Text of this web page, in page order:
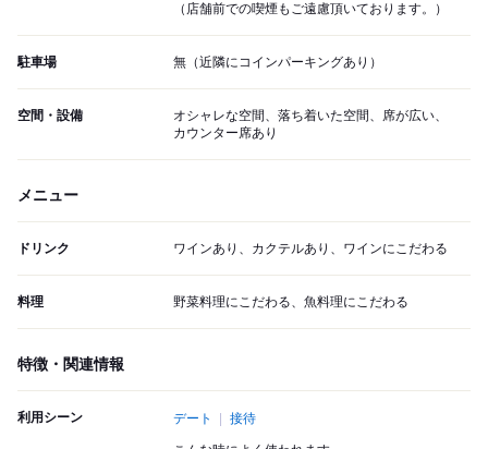
（店舗前での喫煙もご遠慮頂いております。）
駐車場 無（近隣にコインパーキングあり）
空間・設備
オシャレな空間、落ち着いた空間、席が広い、
カウンター席あり
メニュー
ドリンク ワインあり、カクテルあり、ワインにこだわる
料理 野菜料理にこだわる、魚料理にこだわる
特徴・関連情報
利用シーン デート 接待